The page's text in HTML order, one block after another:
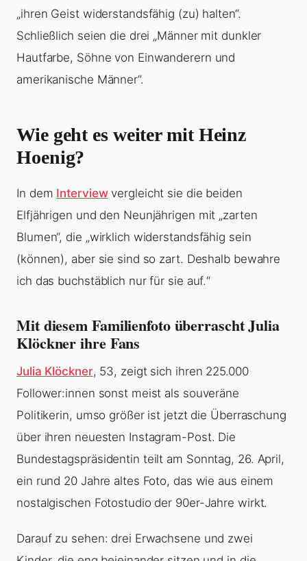
„ihren Geist widerstandsfähig (zu) halten“.
Schließlich seien die drei „Männer mit dunkler
Hautfarbe, Söhne von Einwanderern und
amerikanische Männer“.
Wie geht es weiter mit Heinz
Hoenig?
In dem Interviewvergleicht sie die beiden
Elfjährigen und den Neunjährigen mit „zarten
Blumen“, die „wirklich widerstandsfähig sein
(können), aber sie sind so zart. Deshalb bewahre
ich das buchstäblich nur für sie auf.“
Mit diesem Familienfoto überrascht Julia
Klöckner ihre Fans
Julia Klöckner, 53, zeigt sich ihren 225.000
Follower:innen sonst meist als souveräne
Politikerin, umso größer ist jetzt die Überraschung
über ihren neuesten Instagram-Post. Die
Bundestagspräsidentin teilt am Sonntag, 26. April,
ein rund 20 Jahre altes Foto, das wie aus einem
nostalgischen Fotostudio der 90er-Jahre wirkt.
Darauf zu sehen: drei Erwachsene und zwei